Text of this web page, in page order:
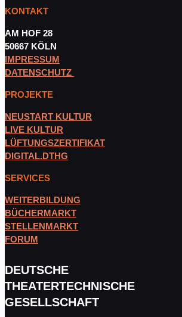
KONTAKT
AM HOF 28
50667 KÖLN
IMPRESSUM
DATENSCHUTZ
PROJEKTE
NEUSTART KULTUR
LIVE KULTUR
LÜFTUNGSZERTIFIKAT
DIGITAL.DTHG
SERVICES
WEITERBILDUNG
BÜCHERMARKT
STELLENMARKT
FORUM
DEUTSCHE
THEATERTECHNISCHE
GESELLSCHAFT